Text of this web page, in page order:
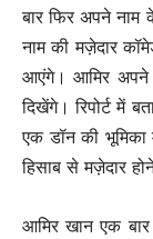
बार फिर अपने
नाम की मज़ेदार
आएंगे। आमिर अपने
दिखेंगे। रिपोर्ट में
एक डॉन की
हिसाब से मज़ेदार
आमिर खान एक